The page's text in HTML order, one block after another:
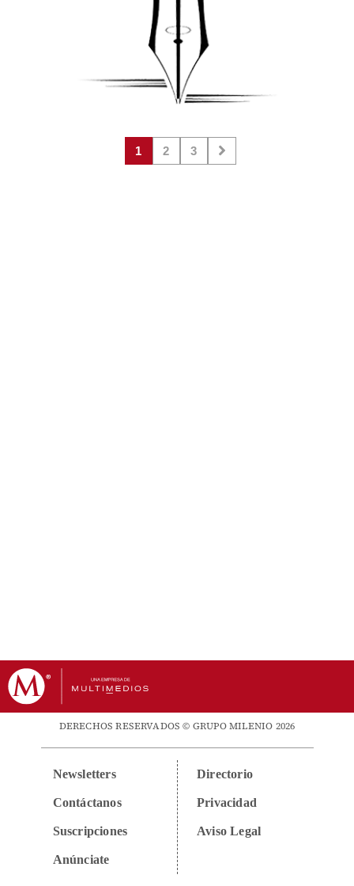
1 2 3
DERECHOS RESERVADOS © GRUPO MILENIO 2026
Newsletters
Contáctanos
Suscripciones
Anúnciate
Directorio
Privacidad
Aviso Legal